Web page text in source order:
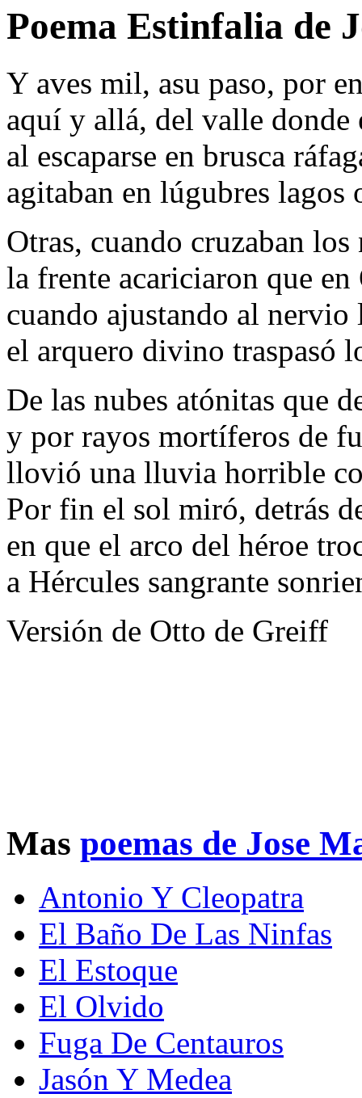
Poema Estinfalia de
Y aves mil, asu paso, por
aquí y allá, del valle donde
al escaparse en brusca
agitaban en lúgubres lagos
Otras, cuando cruzaban
la frente acariciaron que
cuando ajustando al
el arquero divino traspasó
De las nubes atónitas que
y por rayos mortíferos de
llovió una lluvia horrible
Por fin el sol miró, detrás
en que el arco del héroe
a Hércules sangrante
Versión de Otto de Greiff
Mas poemas de Jose
Antonio Y Cleopatra
El Baño De Las Ninfas
El Estoque
El Olvido
Fuga De Centauros
Jasón Y Medea